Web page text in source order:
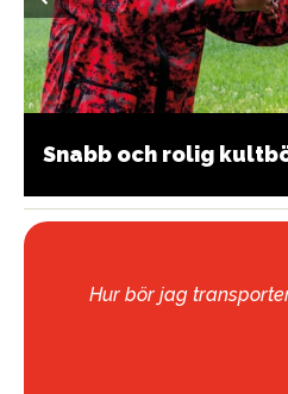
Snabb och rolig
Hur bör jag